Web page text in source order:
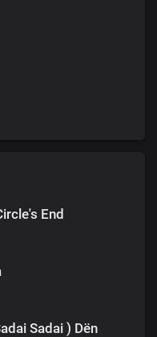
End
Sadai ) Dën